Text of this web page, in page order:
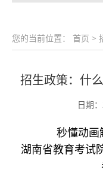
您的当前位置： 首页 >
招生政策：什
日期
秒懂动画
湖南省教育考试